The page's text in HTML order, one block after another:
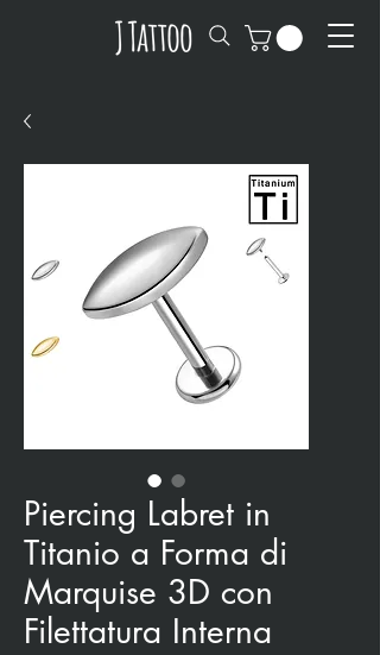
Piercing Labret in
Titanio a Forma di
Marquise 3D con
Filettatura Interna